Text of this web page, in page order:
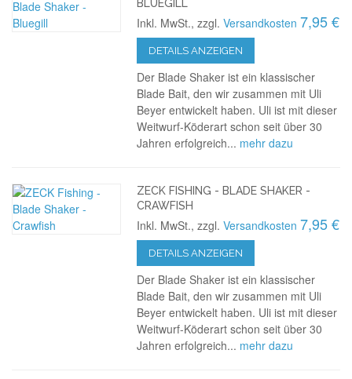
BLUEGILL
Inkl. MwSt., zzgl.Versandkosten 7,95 €
DETAILS ANZEIGEN
Der Blade Shaker ist ein klassischer
Blade Bait, den wir zusammen mit Uli
Beyer entwickelt haben. Uli ist mit dieser
Weitwurf-Köderart schon seit über 30
Jahren erfolgreich... mehr dazu
ZECK FISHING - BLADE SHAKER -
CRAWFISH
Inkl. MwSt., zzgl.Versandkosten 7,95 €
DETAILS ANZEIGEN
Der Blade Shaker ist ein klassischer
Blade Bait, den wir zusammen mit Uli
Beyer entwickelt haben. Uli ist mit dieser
Weitwurf-Köderart schon seit über 30
Jahren erfolgreich... mehr dazu